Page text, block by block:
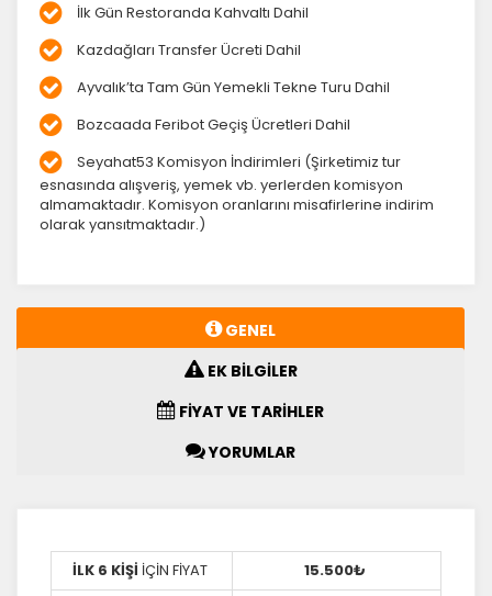
İlk Gün Restoranda Kahvaltı Dahil
Kazdağları Transfer Ücreti Dahil
Ayvalık’ta Tam Gün Yemekli Tekne Turu Dahil
Bozcaada Feribot Geçiş Ücretleri Dahil
Seyahat53 Komisyon İndirimleri (Şirketimiz tur
esnasında alışveriş, yemek vb. yerlerden komisyon
almamaktadır. Komisyon oranlarını misafirlerine indirim
olarak yansıtmaktadır.)
GENEL
EK BİLGİLER
FİYAT VE TARİHLER
YORUMLAR
İLK 6 KİŞİ İÇİN FİYAT
15.500₺